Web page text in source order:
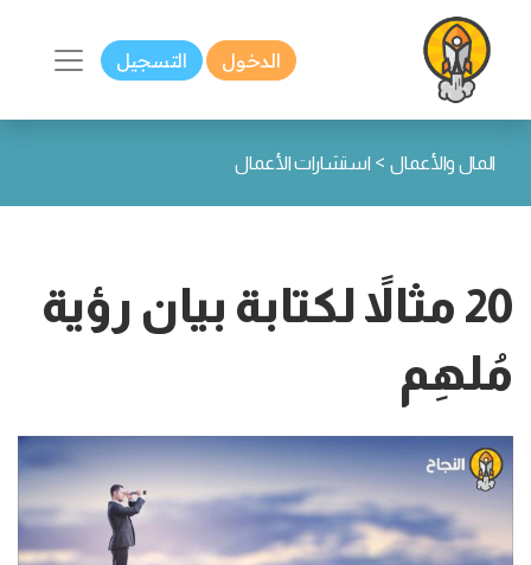
الدخول التسجيل
المال والأعمال > استشارات الأعمال
20 مثالاً لكتابة بيان رؤية
مُلهِم